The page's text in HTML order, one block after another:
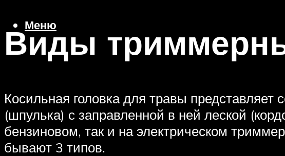
Меню
Виды
Косильная головка для травы представляет
(шпулька) с заправленной в ней леской
бензиновом, так и на электрическом
бывают 3 типов.